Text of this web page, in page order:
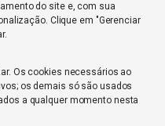
do site e, com sua
Clique em "Gerenciar
Os cookies necessários ao
os demais só são usados
a qualquer momento nesta